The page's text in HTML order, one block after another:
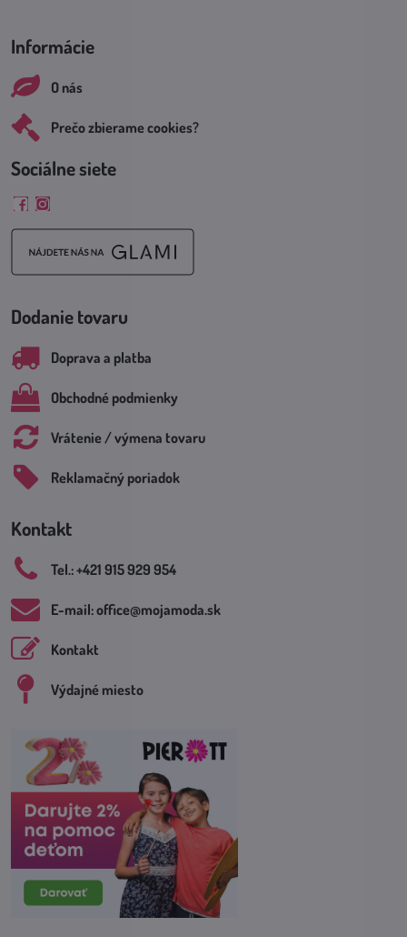
Informácie
O nás
Prečo zbierame cookies?
Sociálne siete
FacebookInstagram
Dodanie tovaru
Doprava a platba
Obchodné podmienky
Vrátenie / výmena tovaru
Reklamačný poriadok
Kontakt
Tel​.: +421 915 929 954
E-mail: office​@mojamoda​.sk
Kontakt
Výdajné miesto